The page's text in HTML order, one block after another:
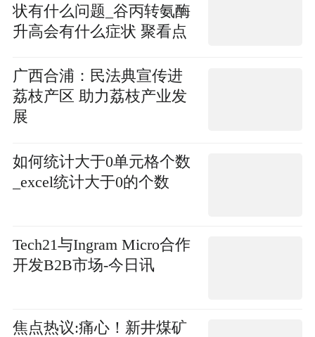
状有什么问题_谷丙转氨酶
升高会有什么症状 聚看点
广西合浦：民法典宣传进
荔枝产区 助力荔枝产业发
展
如何统计大于0单元格个数
_excel统计大于0的个数
Tech21与Ingram Micro合作
开发B2B市场-今日讯
焦点热议:痛心！新井煤矿